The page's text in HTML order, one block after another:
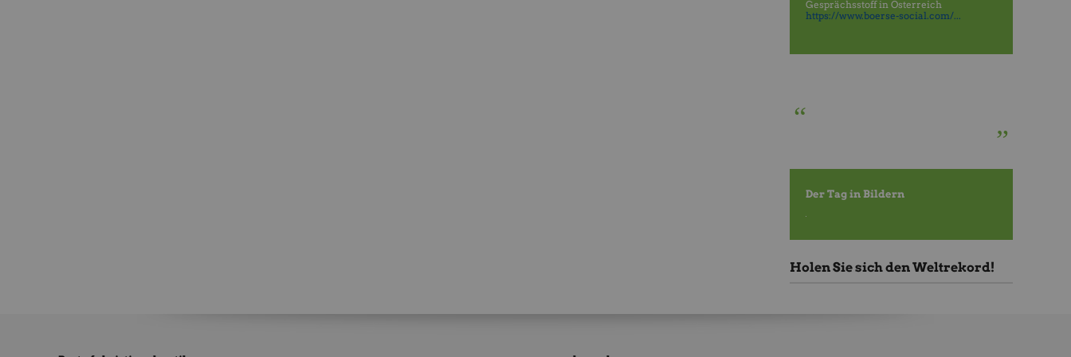
Gesprächsstoff in Österreich
https://www.boerse-social.com/...
“
”
Der Tag in Bildern
Holen Sie sich den Weltrekord!